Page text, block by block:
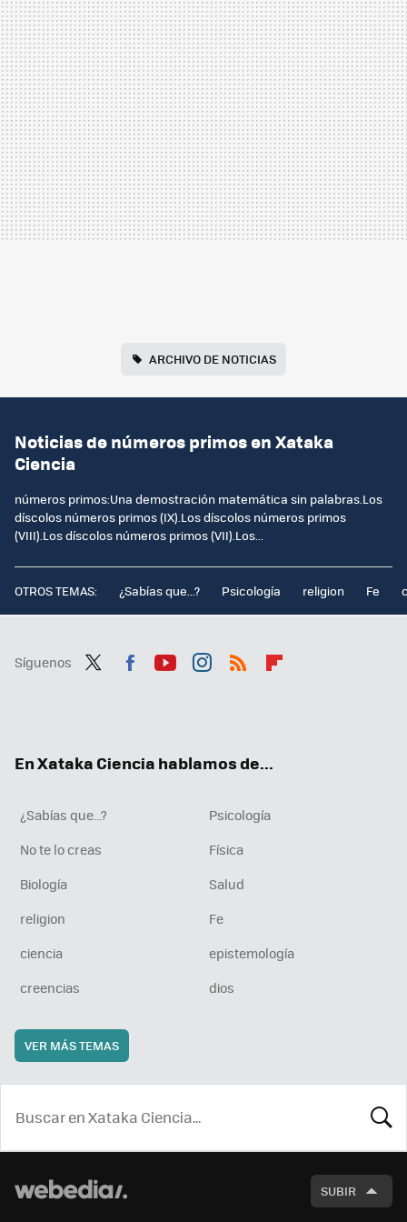
ARCHIVO DE NOTICIAS
Noticias de números primos en Xataka
Ciencia
números primos:Una demostración matemática sin palabras.Los
díscolos números primos (IX).Los díscolos números primos
(VIII).Los díscolos números primos (VII).Los...
OTROS TEMAS: ¿Sabías que...? Psicología religion Fe
Síguenos
En Xataka Ciencia hablamos de...
¿Sabías que...?
Psicología
No te lo creas
Física
Biología
Salud
religion
Fe
ciencia
epistemología
creencias
dios
VER MÁS TEMAS
SUBIR